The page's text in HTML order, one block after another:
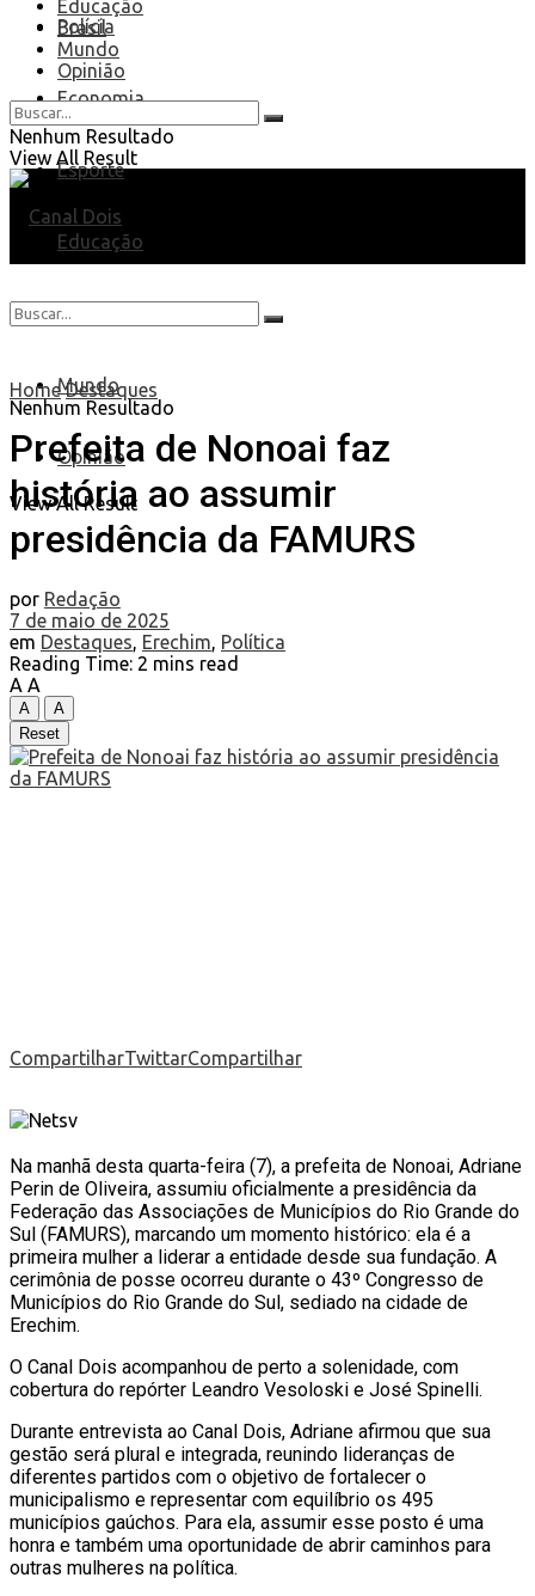
Polícia
Economia
Esporte
Educação
Brasil
Mundo
Opinião
Educação
Brasil
Mundo
Opinião
Nenhum Resultado
View All Result
Nenhum Resultado
View All Result
Home Destaques
Prefeita de Nonoai faz
história ao assumir
presidência da FAMURS
por Redação
7 de maio de 2025
em Destaques, Erechim, Política
Reading Time: 2 mins read
A A
A
A
Reset
CompartilharTwittarCompartilhar
Na manhã desta quarta-feira (7), a prefeita de Nonoai, Adriane
Perin de Oliveira, assumiu oficialmente a presidência da
Federação das Associações de Municípios do Rio Grande do
Sul (FAMURS), marcando um momento histórico: ela é a
primeira mulher a liderar a entidade desde sua fundação. A
cerimônia de posse ocorreu durante o 43º Congresso de
Municípios do Rio Grande do Sul, sediado na cidade de
Erechim.
O Canal Dois acompanhou de perto a solenidade, com
cobertura do repórter Leandro Vesoloski e José Spinelli.
Durante entrevista ao Canal Dois, Adriane afirmou que sua
gestão será plural e integrada, reunindo lideranças de
diferentes partidos com o objetivo de fortalecer o
municipalismo e representar com equilíbrio os 495
municípios gaúchos. Para ela, assumir esse posto é uma
honra e também uma oportunidade de abrir caminhos para
outras mulheres na política.